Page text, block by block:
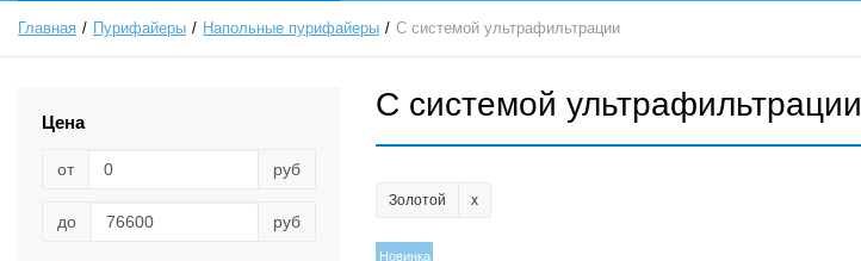
Главная Пурифайеры Напольные пурифайеры С системой ультрафильтрации
Цена
от руб
до руб
С системой ультрафильтрации
Золотой
Новинка